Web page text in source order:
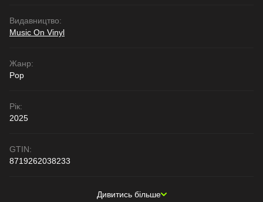
Видавництво:
Music On Vinyl
Жанр:
Pop
Рік:
2025
GTIN:
8719262038233
Дивитись більше